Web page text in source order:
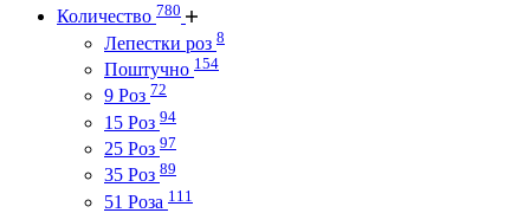
Количество 780
Лепестки роз 8
Поштучно 154
9 Роз 72
15 Роз 94
25 Роз 97
35 Роз 89
51 Роза 111